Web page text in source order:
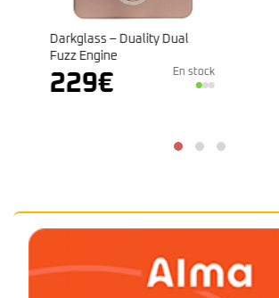
Darkglass – Duality Dual
Fuzz Engine
229€ En stock